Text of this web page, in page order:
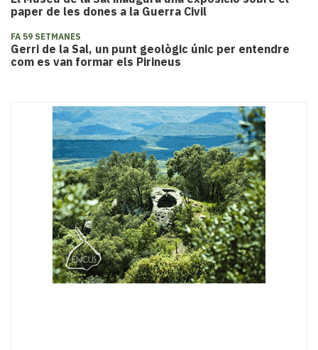
paper de les dones a la Guerra Civil
FA 59 SETMANES
Gerri de la Sal, un punt geològic únic per entendre
com es van formar els Pirineus